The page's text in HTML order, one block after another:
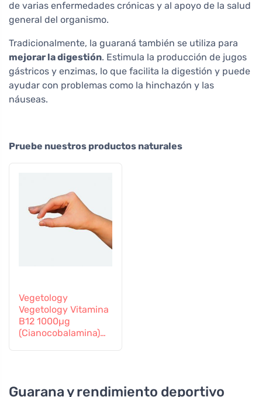
de varias enfermedades crónicas y al apoyo de la salud
general del organismo.
Tradicionalmente, la guaraná también se utiliza para
mejorar la digestión. Estimula la producción de jugos
gástricos y enzimas, lo que facilita la digestión y puede
ayudar con problemas como la hinchazón y las
náuseas.
Pruebe nuestros productos naturales
Vegetology
Vegetology Vitamina
B12 1000µg
(Cianocobalamina)
Guarana y rendimiento deportivo